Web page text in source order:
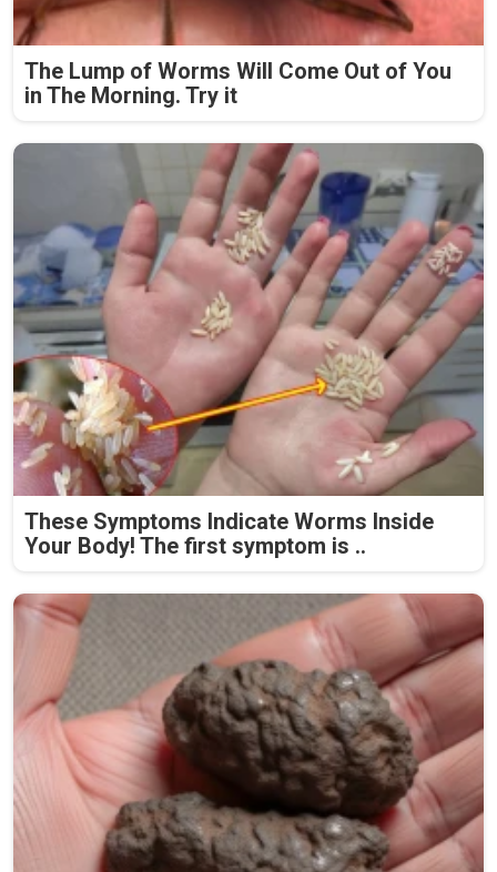
The Lump of Worms Will Come Out of You
in The Morning. Try it
These Symptoms Indicate Worms Inside
Your Body! The first symptom is ..